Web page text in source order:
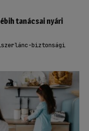
tanácsai nyári
biztonsági